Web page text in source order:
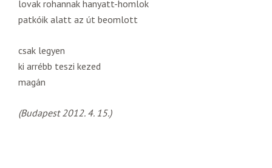
lovak rohannak hanyatt-homlok
patkóik alatt az út beomlott
csak legyen
ki arrébb teszi kezed
magán
(Budapest 2012. 4. 15.)